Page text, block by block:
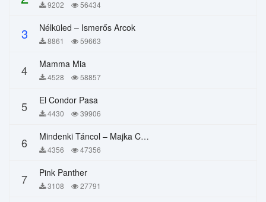
9202 56434
3 Nélküled – Ismerős Arcok
8861 59663
4 Mamma Mia
4528 58857
5 El Condor Pasa
4430 39906
6 Mindenki Táncol – Majka Curtis, Péter Majoros
4356 47356
7 Pink Panther
3108 27791